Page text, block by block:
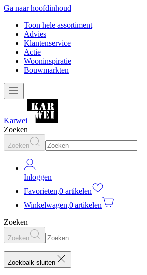
Ga naar hoofdinhoud
Toon hele assortiment
Advies
Klantenservice
Actie
Wooninspiratie
Bouwmarkten
Karwei
Zoeken
Zoeken
Inloggen
Favorieten,0 artikelen
Winkelwagen,0 artikelen
Zoeken
Zoeken
Zoekbalk sluiten